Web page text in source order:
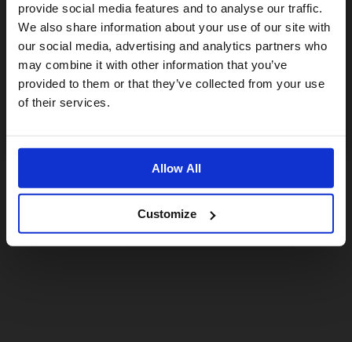
provide social media features and to analyse our traffic.
We also share information about your use of our site with
our social media, advertising and analytics partners who
may combine it with other information that you’ve
provided to them or that they’ve collected from your use
of their services.
Allow All
Customize
For a better experience, please visit our:
US website